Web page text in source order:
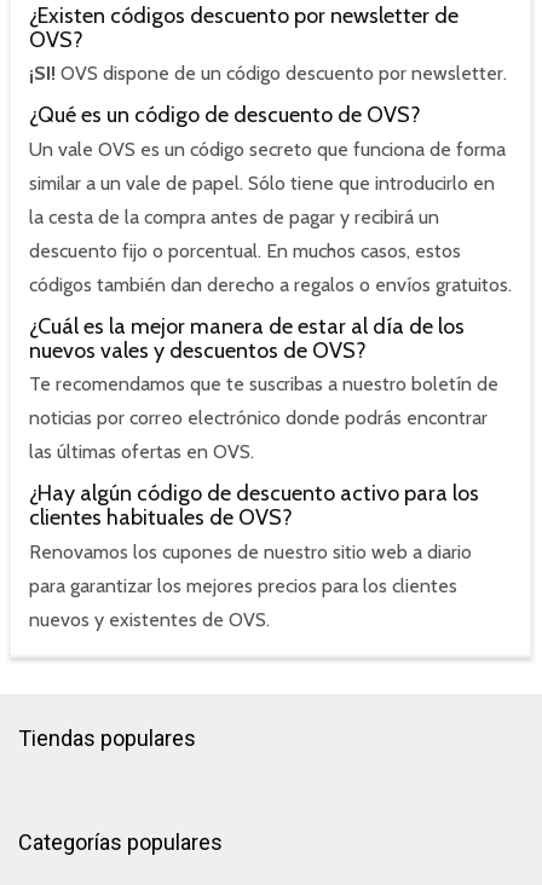
¿Existen códigos descuento por newsletter de
OVS?
¡SI! OVS dispone de un código descuento por newsletter.
¿Qué es un código de descuento de OVS?
Un vale OVS es un código secreto que funciona de forma
similar a un vale de papel. Sólo tiene que introducirlo en
la cesta de la compra antes de pagar y recibirá un
descuento fijo o porcentual. En muchos casos, estos
códigos también dan derecho a regalos o envíos gratuitos.
¿Cuál es la mejor manera de estar al día de los
nuevos vales y descuentos de OVS?
Te recomendamos que te suscribas a nuestro boletín de
noticias por correo electrónico donde podrás encontrar
las últimas ofertas en OVS.
¿Hay algún código de descuento activo para los
clientes habituales de OVS?
Renovamos los cupones de nuestro sitio web a diario
para garantizar los mejores precios para los clientes
nuevos y existentes de OVS.
Tiendas populares
Categorías populares